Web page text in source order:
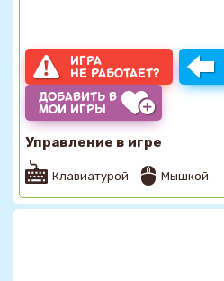
ИГРА
НЕ РАБОТАЕТ?
ДОБАВИТЬ В
МОИ ИГРЫ
Управление в игре
Клавиатурой Мышкой